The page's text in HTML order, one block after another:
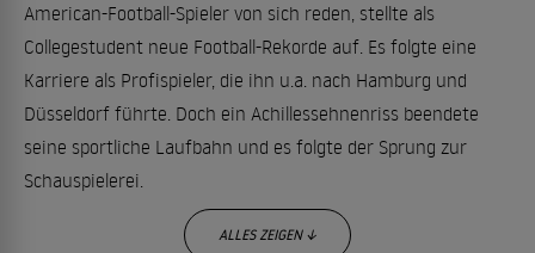
American-Football-Spieler von sich reden, stellte als
Collegestudent neue Football-Rekorde auf. Es folgte eine
Karriere als Profispieler, die ihn u.a. nach Hamburg und
Düsseldorf führte. Doch ein Achillessehnenriss beendete
seine sportliche Laufbahn und es folgte der Sprung zur
Schauspielerei.
ALLES ZEIGEN ↓